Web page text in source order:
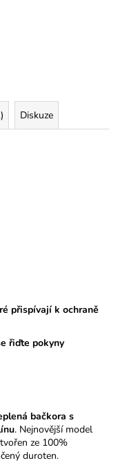
Diskuze
přispívají k ochraně
řiďte pokyny
bačkora s
. Nejnovější model
ze 100%
duroten.